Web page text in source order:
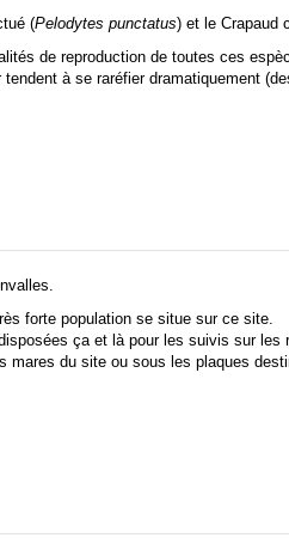
(Pelodytes punctatus) et le Crapaud
de reproduction de toutes ces
à se raréfier dramatiquement
forte population se situe sur ce site.
ça et là pour les suivis sur les
du site ou sous les plaques